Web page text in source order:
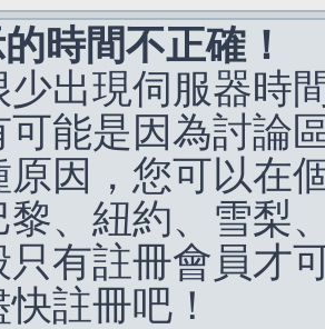
時間不正確！
少出現伺服器時
可能是因為討論
原因，您可以在
黎、紐約、雪梨
只有註冊會員才
註冊吧！